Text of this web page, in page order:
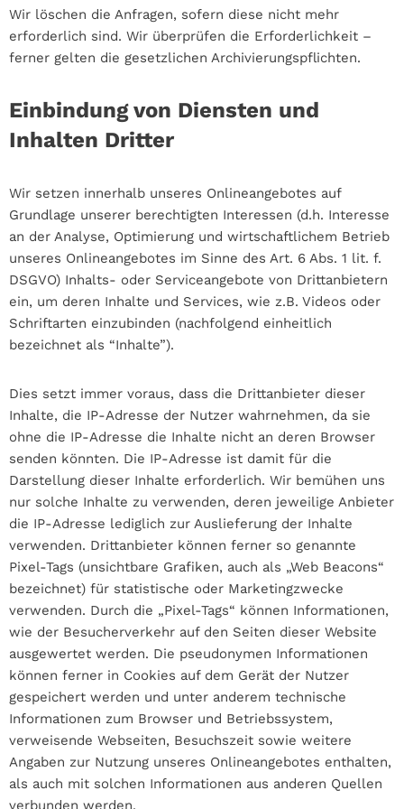
Wir löschen die Anfragen, sofern diese nicht mehr
erforderlich sind. Wir überprüfen die Erforderlichkeit –
ferner gelten die gesetzlichen Archivierungspflichten.
Einbindung von Diensten und
Inhalten Dritter
Wir setzen innerhalb unseres Onlineangebotes auf
Grundlage unserer berechtigten Interessen (d.h. Interesse
an der Analyse, Optimierung und wirtschaftlichem Betrieb
unseres Onlineangebotes im Sinne des Art. 6 Abs. 1 lit. f.
DSGVO) Inhalts- oder Serviceangebote von Drittanbietern
ein, um deren Inhalte und Services, wie z.B. Videos oder
Schriftarten einzubinden (nachfolgend einheitlich
bezeichnet als “Inhalte”).
Dies setzt immer voraus, dass die Drittanbieter dieser
Inhalte, die IP-Adresse der Nutzer wahrnehmen, da sie
ohne die IP-Adresse die Inhalte nicht an deren Browser
senden könnten. Die IP-Adresse ist damit für die
Darstellung dieser Inhalte erforderlich. Wir bemühen uns
nur solche Inhalte zu verwenden, deren jeweilige Anbieter
die IP-Adresse lediglich zur Auslieferung der Inhalte
verwenden. Drittanbieter können ferner so genannte
Pixel-Tags (unsichtbare Grafiken, auch als „Web Beacons“
bezeichnet) für statistische oder Marketingzwecke
verwenden. Durch die „Pixel-Tags“ können Informationen,
wie der Besucherverkehr auf den Seiten dieser Website
ausgewertet werden. Die pseudonymen Informationen
können ferner in Cookies auf dem Gerät der Nutzer
gespeichert werden und unter anderem technische
Informationen zum Browser und Betriebssystem,
verweisende Webseiten, Besuchszeit sowie weitere
Angaben zur Nutzung unseres Onlineangebotes enthalten,
als auch mit solchen Informationen aus anderen Quellen
verbunden werden.